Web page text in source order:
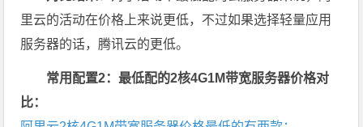
里云的活动在价格上来说更低，不过如果选择轻量应用
服务器的话，腾讯云的更低。
常用配置2：最低配的2核4G1M带宽服务器价格对
比：